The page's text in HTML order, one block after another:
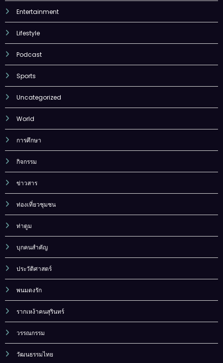
Entertainment
Lifestyle
Podcast
Sports
Uncategorized
World
การศึกษา
กิจกรรม
ข่าวสาร
ท่องเที่ยวชุมชน
ท่าตูม
บุกคนสำคัญ
ประวัติศาสตร์
พนมดงรัก
รากเหง้าคนสุรินทร์
วรรณกรรม
วัฒนธรรมไทย